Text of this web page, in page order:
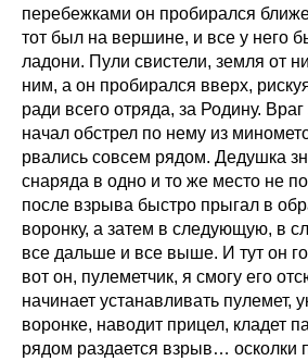
перебежками он пробирался ближе
тот был на вершине, и все у него
ладони. Пули свистели, земля от
ним, а он пробирался вверх,
ради всего отряда, за Родину.
начал обстрел по нему из
рвались совсем рядом. Дедушка
снаряда в одно и то же место не
после взрыва быстро прыгал в
воронку, а затем в следующую, в
все дальше и все выше. И тут он
вот он, пулеметчик, я смогу его
начинает устанавливать пулемет,
воронке, наводит прицел, кладет
рядом раздается взрыв… осколки